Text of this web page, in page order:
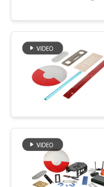
cnc-